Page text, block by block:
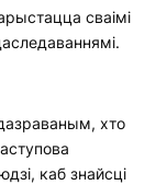
сваімі
хто
каб знайсці